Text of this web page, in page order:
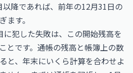
以降であれば、前年の12月31日の
ます。
犯した失敗は、この開始残高を
とです。通帳の残高と帳簿上の数
と、年末にいくら計算を合わせよ